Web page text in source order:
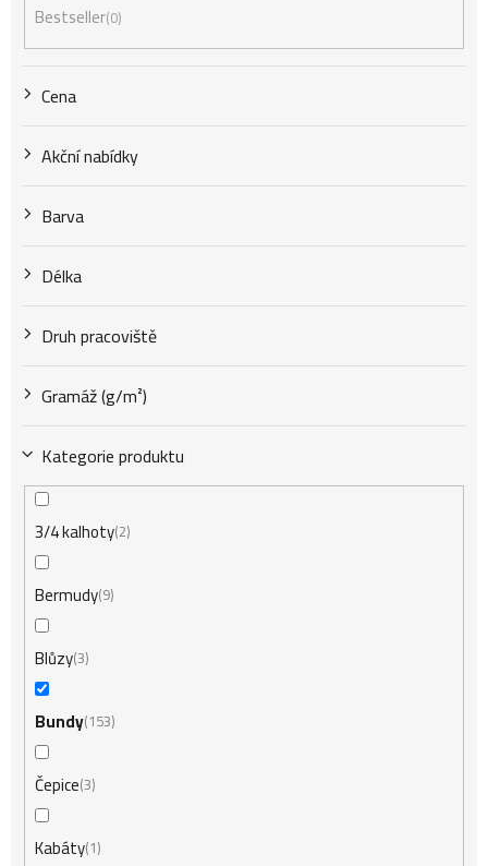
d
u
k
ů
Bestseller 0
Cena
Akční nabídky
Barva
Délka
Druh pracoviště
Gramáž (g/m²)
Kategorie produktu
3/4 kalhoty 2
Bermudy 9
Blůzy3
Bundy 153
Čepice 3
Kabáty 1